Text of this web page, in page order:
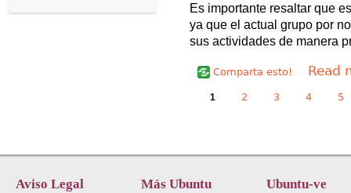
Es importante resaltar que
ya que el actual grupo por
sus actividades de manera
Comparta esto!
Read
Páginas
1 2 3 4 5
Aviso Legal Más Ubuntu Ubuntu-ve